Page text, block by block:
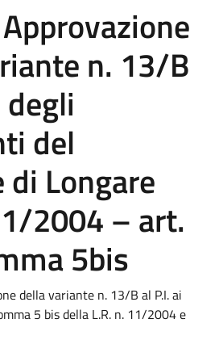
n. 13/B
del
di Longare
2004 – art.
5bis
della variante n. 13/B al P.I. ai
5 bis della L.R. n. 11/2004 e